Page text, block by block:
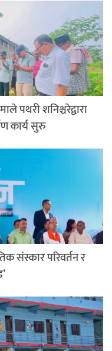
पथरी शनिश्चरेद्वारा
कार्य सुरु
संस्कार परिवर्तन र